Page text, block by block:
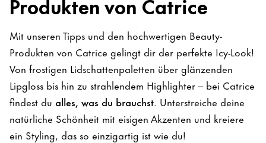
Mit unseren Tipps und den hochwertigen Beauty-
Produkten von Catrice gelingt dir der perfekte Icy-Look!
Von frostigen Lidschattenpaletten über glänzenden
Lipgloss bis hin zu strahlendem Highlighter – bei Catrice
findest du alles, was du brauchst. Unterstreiche deine
natürliche Schönheit mit eisigen Akzenten und kreiere
ein Styling, das so einzigartig ist wie du!